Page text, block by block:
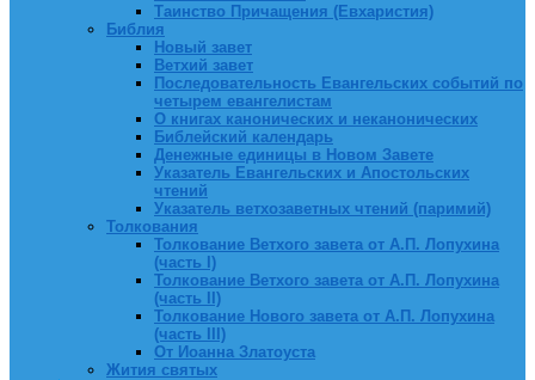
Таинство Причащения (Евхаристия)
Библия
Новый завет
Ветхий завет
Последовательность Евангельских событий по
четырем евангелистам
О книгах канонических и неканонических
Библейский календарь
Денежные единицы в Новом Завете
Указатель Евангельских и Апостольских
чтений
Указатель ветхозаветных чтений (паримий)
Толкования
Толкование Ветхого завета от А.П. Лопухина
(часть I)
Толкование Ветхого завета от А.П. Лопухина
(часть II)
Толкование Нового завета от А.П. Лопухина
(часть III)
От Иоанна Златоуста
Жития святых